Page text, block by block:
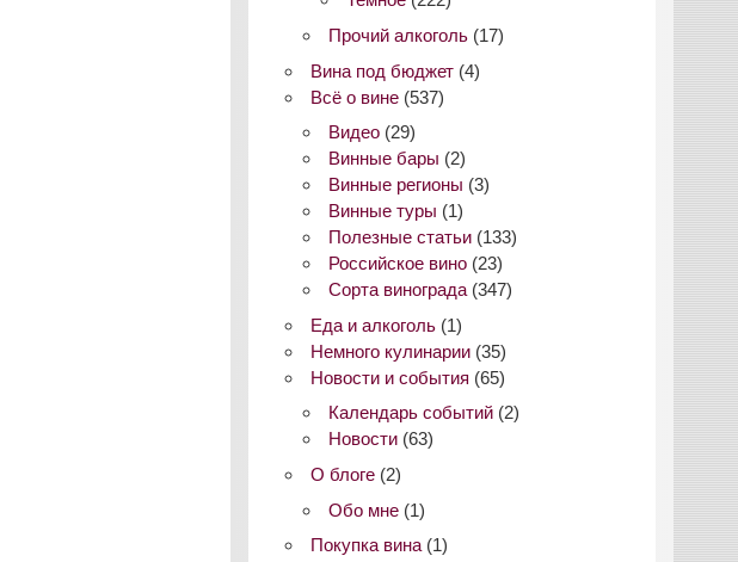
Прочий алкоголь (17)
Вина под бюджет (4)
Всё о вине (537)
Видео (29)
Винные бары (2)
Винные регионы (3)
Винные туры (1)
Полезные статьи (133)
Российское вино (23)
Сорта винограда (347)
Еда и алкоголь (1)
Немного кулинарии (35)
Новости и события (65)
Календарь событий (2)
Новости (63)
О блоге (2)
Обо мне (1)
Покупка вина (1)